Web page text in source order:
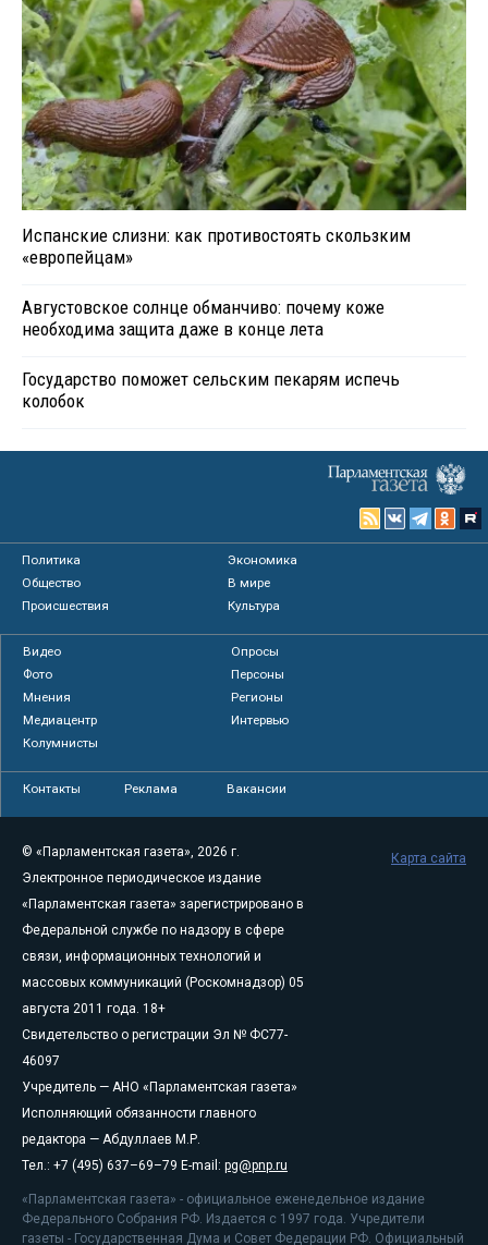
Испанские слизни: как противостоять скользким
«европейцам»
Августовское солнце обманчиво: почему коже
необходима защита даже в конце лета
Государство поможет сельским пекарям испечь
колобок
Политика
Экономика
Общество
В мире
Происшествия
Культура
Видео
Опросы
Фото
Персоны
Мнения
Регионы
Медиацентр
Интервью
Колумнисты
Контакты Реклама Вакансии
© «Парламентская газета», 2026 г.
Электронное периодическое издание
«Парламентская газета» зарегистрировано в
Федеральной службе по надзору в сфере
связи, информационных технологий и
массовых коммуникаций (Роскомнадзор) 05
августа 2011 года. 18+
Свидетельство о регистрации Эл № ФС77-
46097
Учредитель — АНО «Парламентская газета»
Исполняющий обязанности главного
редактора — Абдуллаев М.Р.
Тел.: +7 (495) 637–69–79 E-mail: pg@pnp.ru
«Парламентская газета» - официальное еженедельное издание
Федерального Собрания РФ. Издается с 1997 года. Учредители
газеты - Государственная Дума и Совет Федерации РФ. Официальный
Карта сайта